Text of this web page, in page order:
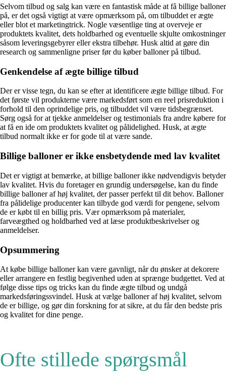
Selvom tilbud og salg kan være en fantastisk måde at få billige balloner
på, er det også vigtigt at være opmærksom på, om tilbuddet er ægte
eller blot et marketingtrick. Nogle væsentlige ting at overveje er
produktets kvalitet, dets holdbarhed og eventuelle skjulte omkostninger
såsom leveringsgebyrer eller ekstra tilbehør. Husk altid at gøre din
research og sammenligne priser før du køber balloner på tilbud.
Genkendelse af ægte billige tilbud
Der er visse tegn, du kan se efter at identificere ægte billige tilbud. For
det første vil produkterne være markedsført som en reel prisreduktion i
forhold til den oprindelige pris, og tilbuddet vil være tidsbegrænset.
Sørg også for at tjekke anmeldelser og testimonials fra andre købere for
at få en ide om produktets kvalitet og pålidelighed. Husk, at ægte
tilbud normalt ikke er for gode til at være sande.
Billige balloner er ikke ensbetydende med lav kvalitet
Det er vigtigt at bemærke, at billige balloner ikke nødvendigvis betyder
lav kvalitet. Hvis du foretager en grundig undersøgelse, kan du finde
billige balloner af høj kvalitet, der passer perfekt til dit behov. Balloner
fra pålidelige producenter kan tilbyde god værdi for pengene, selvom
de er købt til en billig pris. Vær opmærksom på materialer,
farveægthed og holdbarhed ved at læse produktbeskrivelser og
anmeldelser.
Opsummering
At købe billige balloner kan være gavnligt, når du ønsker at dekorere
eller arrangere en festlig begivenhed uden at sprænge budgettet. Ved at
følge disse tips og tricks kan du finde ægte tilbud og undgå
markedsføringssvindel. Husk at vælge balloner af høj kvalitet, selvom
de er billige, og gør din forskning for at sikre, at du får den bedste pris
og kvalitet for dine penge.
Ofte stillede spørgsmål